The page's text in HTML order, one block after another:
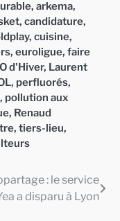
, arkema,
, candidature,
, cuisine,
, euroligue, faire
d'Hiver, Laurent
, perfluorés,
, pollution aux
, Renaud
, tiers-lieu,
: le service
a disparu à Lyon